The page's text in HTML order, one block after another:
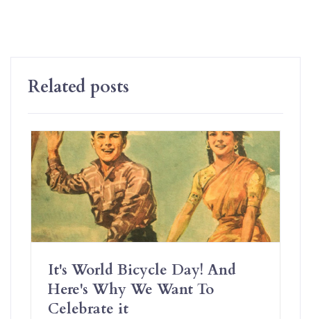
Related posts
It's World Bicycle Day! And
Here's Why We Want To
Celebrate it